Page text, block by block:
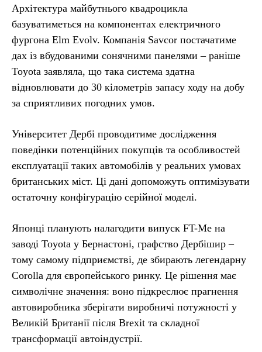
Архітектура майбутнього квадроцикла
базуватиметься на компонентах електричного
фургона Elm Evolv. Компанія Savcor постачатиме
дах із вбудованими сонячними панелями – раніше
Toyota заявляла, що така система здатна
відновлювати до 30 кілометрів запасу ходу на добу
за сприятливих погодних умов.
Університет Дербі проводитиме дослідження
поведінки потенційних покупців та особливостей
експлуатації таких автомобілів у реальних умовах
британських міст. Ці дані допоможуть оптимізувати
остаточну конфігурацію серійної моделі.
Японці планують налагодити випуск FT-Me на
заводі Toyota у Бернастоні, графство Дербішир –
тому самому підприємстві, де збирають легендарну
Corolla для європейського ринку. Це рішення має
символічне значення: воно підкреслює прагнення
автовиробника зберігати виробничі потужності у
Великій Британії після Brexit та складної
трансформації автоіндустрії.